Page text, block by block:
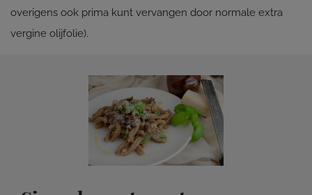
overigens ook prima kunt vervangen door normale extra
vergine olijfolie).